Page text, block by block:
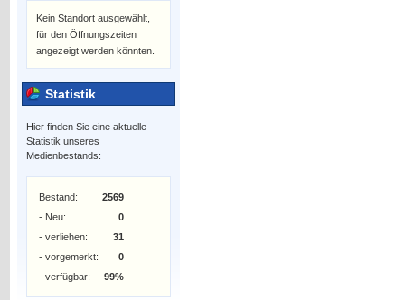
Kein Standort ausgewählt,
für den Öffnungszeiten
angezeigt werden könnten.
Statistik
Hier finden Sie eine aktuelle
Statistik unseres
Medienbestands:
Bestand:
2569
- Neu:
0
- verliehen:
31
- vorgemerkt:
0
- verfügbar:
99%